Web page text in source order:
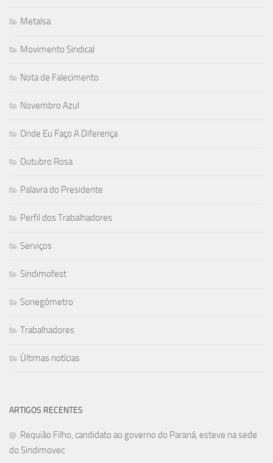
Metalsa
Movimento Sindical
Nota de Falecimento
Novembro Azul
Onde Eu Faço A Diferença
Outubro Rosa
Palavra do Presidente
Perfil dos Trabalhadores
Serviços
Sindimofest
Sonegômetro
Trabalhadores
Últimas notícias
ARTIGOS RECENTES
Requião Filho, candidato ao governo do Paraná, esteve na sede
do Sindimovec